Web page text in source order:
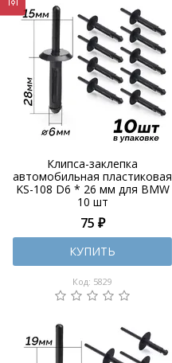
Клипса-заклепка
автомобильная пластиковая
KS-108 D6 * 26 мм для BMW
10 шт
75 ₽
КУПИТЬ
Код: 5829